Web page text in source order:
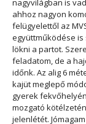
nagyvilágban is
ahhoz nagyon
felügyelettől az
együttműködése
lökni a partot.
feladatom, de a
időnk. Az alig 6
kajüt meglepő
gyerek
mozgató
jelenlétét.